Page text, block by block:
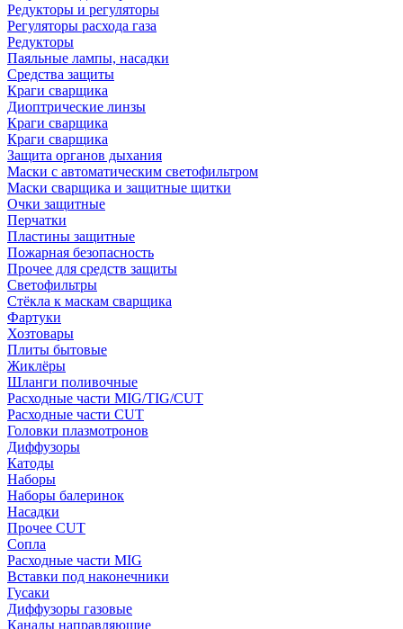
Редукторы и регуляторы
Регуляторы расхода газа
Редукторы
Паяльные лампы, насадки
Средства защиты
Краги сварщика
Диоптрические линзы
Краги сварщика
Краги сварщика
Защита органов дыхания
Маски с автоматическим светофильтром
Маски сварщика и защитные щитки
Очки защитные
Перчатки
Пластины защитные
Пожарная безопасность
Прочее для средств защиты
Светофильтры
Стёкла к маскам сварщика
Фартуки
Хозтовары
Плиты бытовые
Жиклёры
Шланги поливочные
Расходные части MIG/TIG/CUT
Расходные части CUT
Головки плазмотронов
Диффузоры
Катоды
Наборы
Наборы балеринок
Насадки
Прочее CUT
Сопла
Расходные части MIG
Вставки под наконечники
Гусаки
Диффузоры газовые
Каналы направляющие